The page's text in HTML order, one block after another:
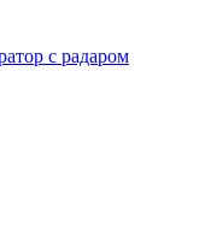
с радаром